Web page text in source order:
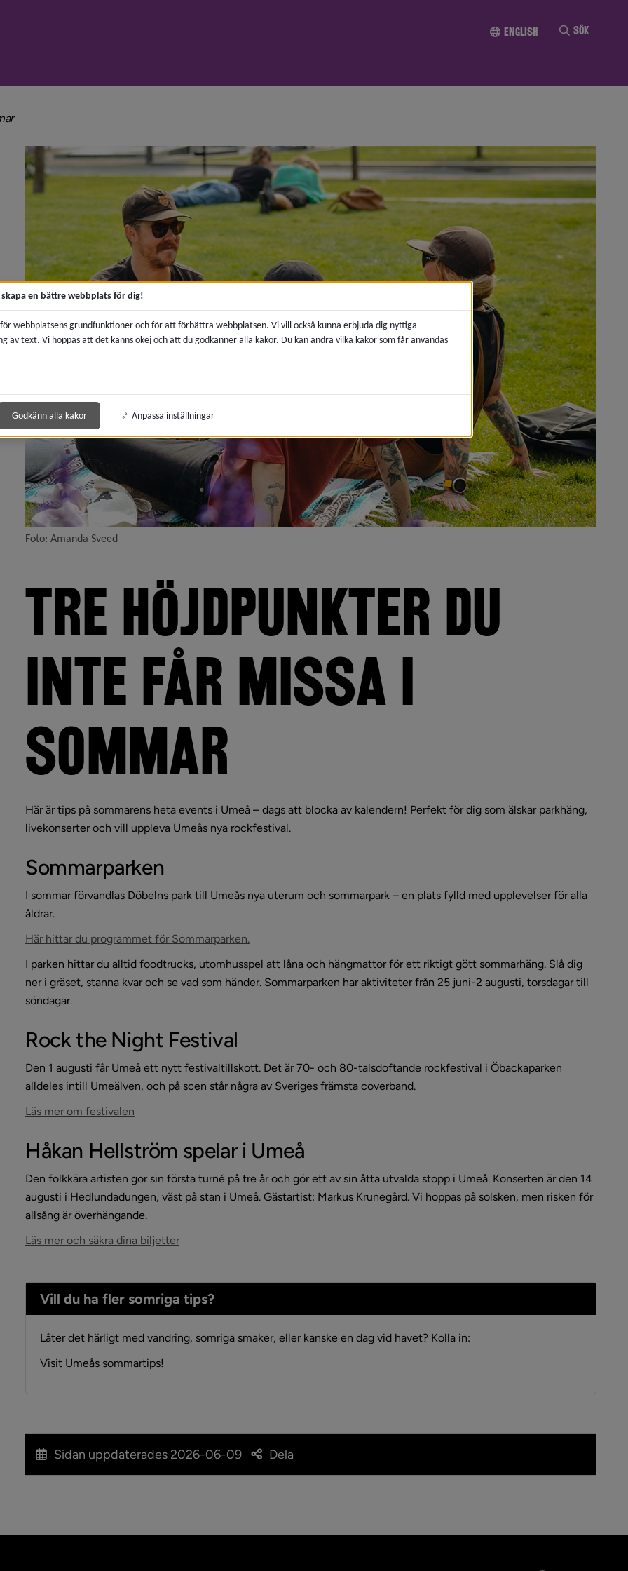
English Sök
nivå i brödsmulenavigeringen
vid Nydala)
missa i sommar)
2026)
med idrottspsykologi)
Det blir lättare att elitsatsa i Umeå)
satsar mest på kultur)
in vårens kulturhändelser)
kreativt och trivsamt)
möjligheter till kreativitet)
har flest utbildningar med bra jobbchanser)
Umeå högt i ranking)
plats i landet)
för ett tryggt Umeå)
unga ges stöd av kommunen)
rankas som världsetta)
och vandra i inlandsisens spår)
Svalkande utflyktsmål vid vattnet)
i sommar)
kommun att leva i 2024)
Foto: Amanda Sveed
TRE HÖJDPUNKTER DU
INTE FÅR MISSA I
SOMMAR
Här är tips på sommarens heta events i Umeå – dags att blocka av kalendern! Perfekt för dig som älskar parkhäng,
livekonserter och vill uppleva Umeås nya rockfestival.
Sommarparken
I sommar förvandlas Döbelns park till Umeås nya uterum och sommarpark – en plats fylld med upplevelser för alla
åldrar.
Här hittar du programmet för Sommarparken.Länk till annan webbplats, öppnas i nytt fönster.
I parken hittar du alltid foodtrucks, utomhusspel att låna och hängmattor för ett riktigt gött sommarhäng. Slå dig
ner i gräset, stanna kvar och se vad som händer. Sommarparken har aktiviteter från 25 juni-2 augusti, torsdagar till
söndagar.
Rock the Night Festival
Den 1 augusti får Umeå ett nytt festivaltillskott. Det är 70- och 80-talsdoftande rockfestival i Öbackaparken
alldeles intill Umeälven, och på scen står några av Sveriges främsta coverband.
Läs mer om festivalenLänk till annan webbplats, öppnas i nytt fönster.
Håkan Hellström spelar i Umeå
Den folkkära artisten gör sin första turné på tre år och gör ett av sin åtta utvalda stopp i Umeå. Konserten är den 14
augusti i Hedlundadungen, väst på stan i Umeå. Gästartist: Markus Krunegård. Vi hoppas på solsken, men risken för
allsång är överhängande.
Läs mer och säkra dina biljetterLänk till annan webbplats, öppnas i nytt fönster.
Vill du ha fler somriga tips?
Låter det härligt med vandring, somriga smaker, eller kanske en dag vid havet? Kolla in:
Visit Umeås sommartips!
Sidan uppdaterades 2026-06-09 Dela
en bättre webbplats för dig!
för webbplatsens grundfunktioner och för att förbättra webbplatsen. Vi vill också kunna erbjuda dig nyttiga
av text. Vi hoppas att det känns okej och att du godkänner alla kakor. Du kan ändra vilka kakor som får användas
Godkänn alla kakor Anpassa inställningar